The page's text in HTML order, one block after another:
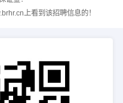
上看到该招聘信息的！